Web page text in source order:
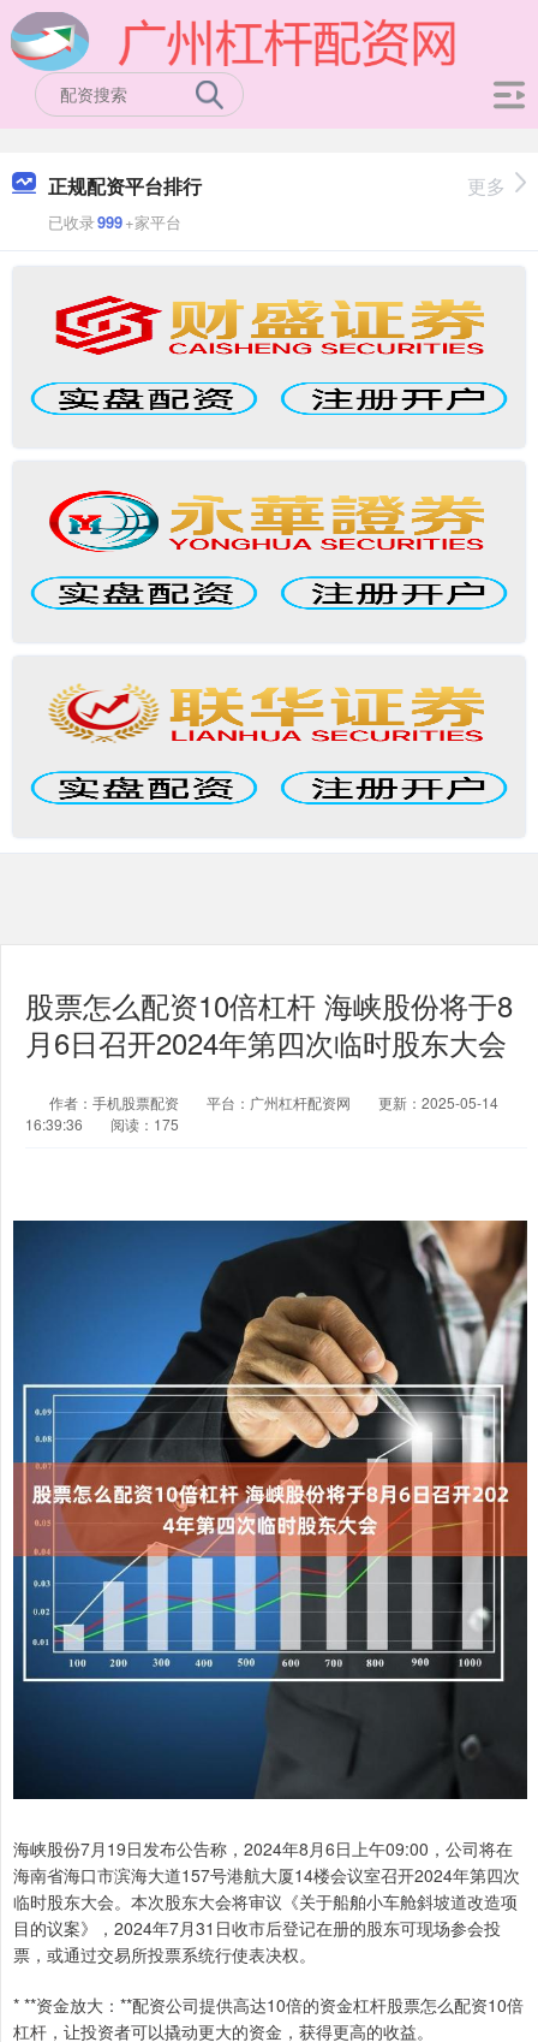
正规配资平台排行
已收录999+家平台
更多
股票怎么配资10倍杠杆 海峡股份将于8
月6日召开2024年第四次临时股东大会
作者：手机股票配资 平台：广州杠杆配资网
更新：2025-05-14
16:39:36
阅读：175
海峡股份7月19日发布公告称，2024年8月6日上午09:00，公司将在
海南省海口市滨海大道157号港航大厦14楼会议室召开2024年第四次
临时股东大会。本次股东大会将审议《关于船舶小车舱斜坡道改造项
目的议案》，2024年7月31日收市后登记在册的股东可现场参会投
票，或通过交易所投票系统行使表决权。
* **资金放大：**配资公司提供高达10倍的资金杠杆股票怎么配资10倍
杠杆，让投资者可以撬动更大的资金，获得更高的收益。